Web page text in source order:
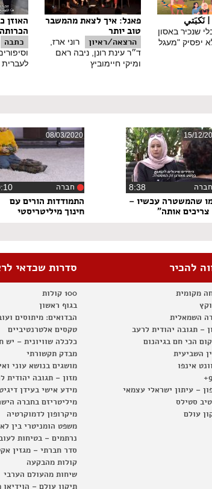
نَكبَتي
שנכיר באסון
יפסיק "מעגל
פאנל: איך לצאת מהמשבר
טוב יותר
הרצאה/ראיון
רוני ארז,
ד״ר עינת רונן, ניבה ראם
ומיקי חיימוביץ
האוזן
הכרותה
כתבה
לעברית
15/12/
חברה
שהמשטרה עכשיו –
צריכים אותה"
08/03/2020
חברה
התמודדות הורים עם
חינוך מיליטריסטי
להכיר
מקומית
השמאלית
– תגובה יהודית לרעב
הכי חם בגיהנום
השביעית
אינפו
– עיתון ישראלי עצמאי
סטילס
עולם
סדרות שכדאי
100 קולות
בגוף ראשון
הבדואים: מיתוסים
טקסים אלטרנטיביים
כלכלה שוויונית – יש
מבדק תקשורתי
מושגים בנושא עוני
מזון – תגובה יהודית
מידע אישי בעידן
מיליטריזם בחברה
מיקרופון לדמוקרטיה
משפט הומניטרי בין
נרתמים – בטיחות
סדר חברתי – מגזין
קולות מהבקעה
שיחות מהעולם הערבי
תיקון עולם –